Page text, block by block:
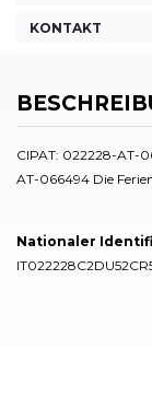
KONTAKT
CIPAT: 022228-AT-
AT-066494 Die
Nationaler